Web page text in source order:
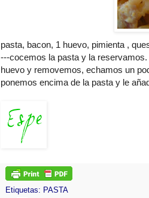
pasta, bacon, 1 huevo, pimienta ,
---cocemos la pasta y la
huevo y removemos, echamos un
ponemos encima de la pasta y le
Etiquetas: PASTA